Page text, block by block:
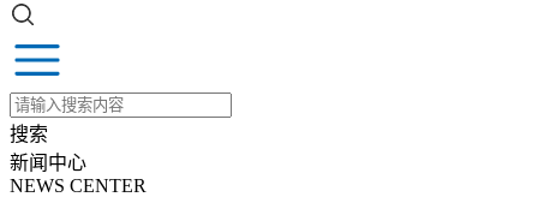
搜索
新闻中心
NEWS CENTER